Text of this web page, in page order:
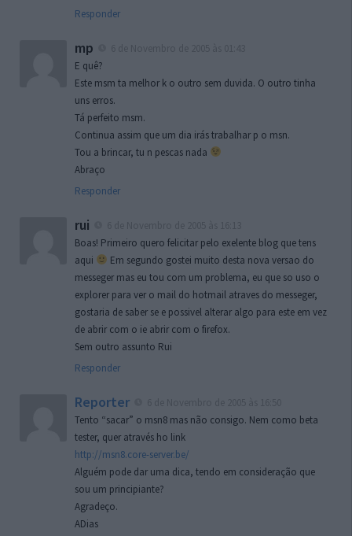
Responder
mp
E quê?
Este msm ta melhor k o outro sem duvida. O outro tinha
uns erros.
Tá perfeito msm.
Continua assim que um dia irás trabalhar p o msn.
Tou a brincar, tu n pescas nada
Abraço
Responder
rui
Boas! Primeiro quero felicitar pelo exelente blog que tens
aqui
Em segundo gostei muito desta nova versao do
messeger mas eu tou com um problema, eu que so uso o
explorer para ver o mail do hotmail atraves do messeger,
gostaria de saber se e possivel alterar algo para este em vez
de abrir com o ie abrir com o firefox.
Sem outro assunto Rui
Responder
Reporter
Tento “sacar” o msn8 mas não consigo. Nem como beta
tester, quer através ho link
http://msn8.core-server.be/
Alguém pode dar uma dica, tendo em consideração que
sou um principiante?
Agradeço.
ADias